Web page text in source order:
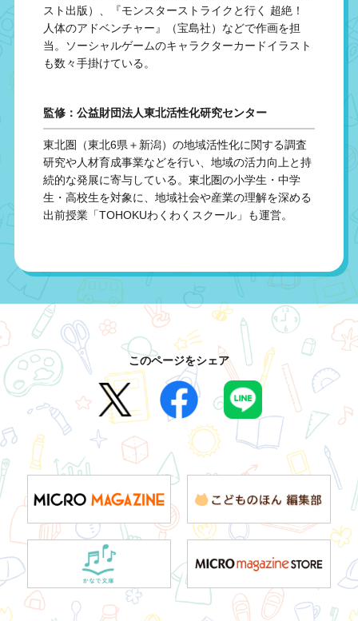
スト出版）、『モンスターストライクと行く 超絶！
人体のアドベンチャー』（宝島社）などで作画を担
当。ソーシャルゲームのキャラクターカードイラスト
も数々手掛けている。
監修：公益財団法人東北活性化研究センター
東北圏（東北6県＋新潟）の地域活性化に関する調査
研究や人材育成事業などを行い、地域の活力向上と持
続的な発展に寄与している。東北圏の小学生・中学
生・高校生を対象に、地域社会や産業の理解を深める
出前授業「TOHOKUわくわくスクール」も運営。
このページをシェア